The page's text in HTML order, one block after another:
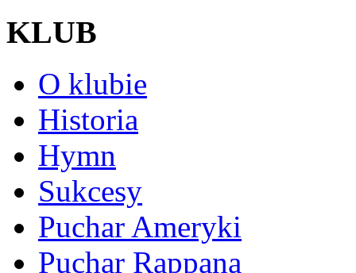
KLUB
O klubie
Historia
Hymn
Sukcesy
Puchar Ameryki
Puchar Rappana